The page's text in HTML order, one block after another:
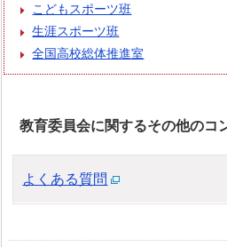
こどもスポーツ班
生涯スポーツ班
全国高校総体推進室
教育委員会に関するその他のコ
よくある質問